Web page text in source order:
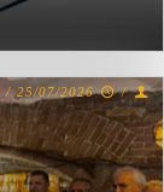
/
25/07/2026
/